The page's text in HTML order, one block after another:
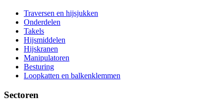
Traversen en hijsjukken
Onderdelen
Takels
Hijsmiddelen
Hijskranen
Manipulatoren
Besturing
Loopkatten en balkenklemmen
Sectoren